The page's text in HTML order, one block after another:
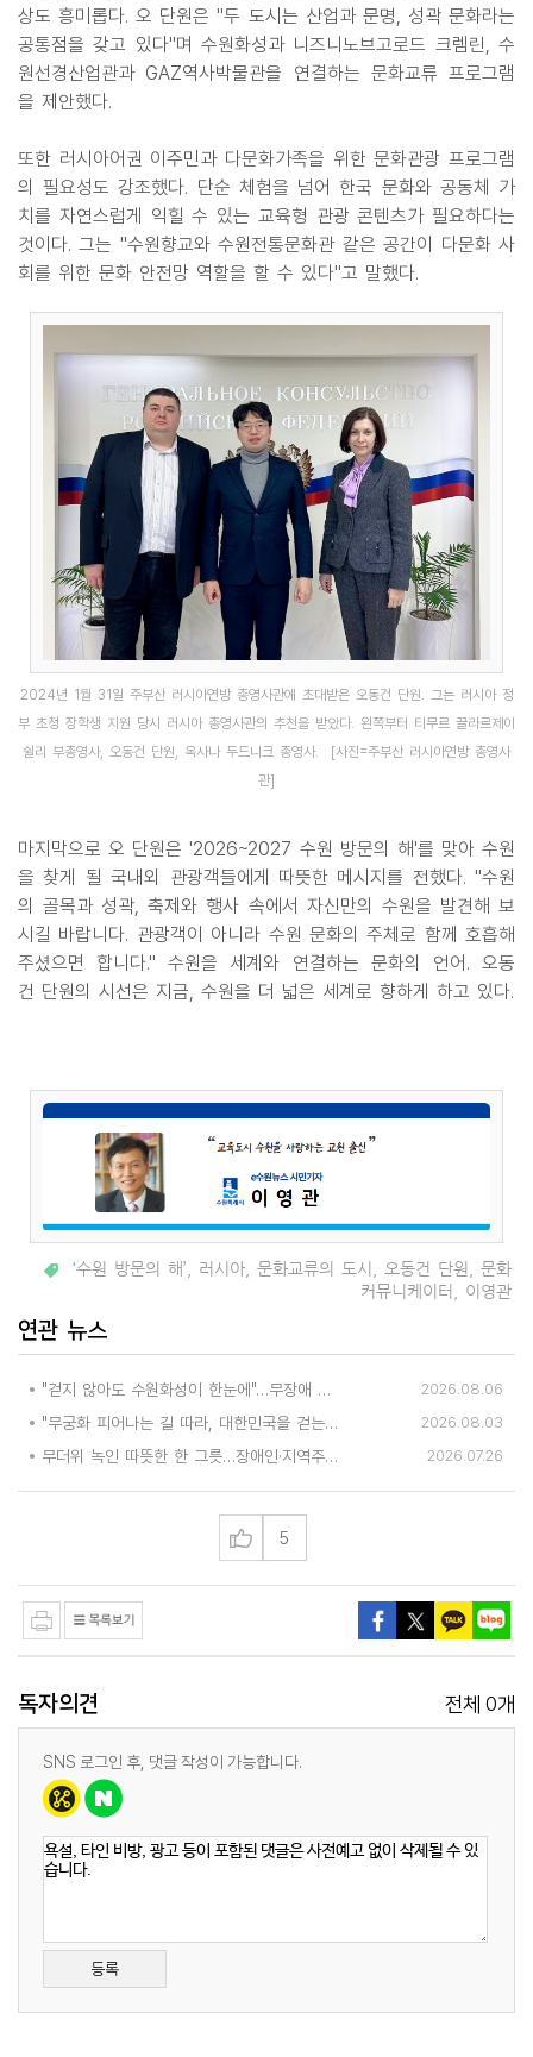
상도 흥미롭다. 오 단원은 "두 도시는 산업과 문명, 성곽 문화라는
공통점을 갖고 있다"며 수원화성과 니즈니노브고로드 크렘린, 수
원선경산업관과 GAZ역사박물관을 연결하는 문화교류 프로그램
을 제안했다.
또한 러시아어권 이주민과 다문화가족을 위한 문화관광 프로그램
의 필요성도 강조했다. 단순 체험을 넘어 한국 문화와 공동체 가
치를 자연스럽게 익힐 수 있는 교육형 관광 콘텐츠가 필요하다는
것이다. 그는 "수원향교와 수원전통문화관 같은 공간이 다문화 사
회를 위한 문화 안전망 역할을 할 수 있다"고 말했다.
2024년 1월 31일 주부산 러시아연방 총영사관에 초대받은 오동건 단원. 그는 러시아 정
부 초청 장학생 지원 당시 러시아 총영사관의 추천을 받았다. 왼쪽부터 티무르 끌라르제이
쉴리 부총영사, 오동건 단원, 옥사나 두드니크 총영사. [사진=주부산 러시아연방 총영사
관]
마지막으로 오 단원은 '2026~2027 수원 방문의 해'를 맞아 수원
을 찾게 될 국내외 관광객들에게 따뜻한 메시지를 전했다. "수원
의 골목과 성곽, 축제와 행사 속에서 자신만의 수원을 발견해 보
시길 바랍니다. 관광객이 아니라 수원 문화의 주체로 함께 호흡해
주셨으면 합니다." 수원을 세계와 연결하는 문화의 언어. 오동
건 단원의 시선은 지금, 수원을 더 넓은 세계로 향하게 하고 있다.
‘수원 방문의 해’ 러시아 문화교류의 도시 오동건 단원
문화
커뮤니케이터
이영관
연관 뉴스
"걷지 않아도 수원화성이 한눈에"…무장애 관광버스 '수원행차' 타보니 2026.08.06
"무궁화 피어나는 길 따라, 대한민국을 걷는다" 2026.08.03
무더위 녹인 따뜻한 한 그릇…장애인·지역주민 위한 '행복한 밥상' 2026.07.26
5
독자의견 전체 0개
SNS 로그인 후, 댓글 작성이 가능합니다.
등록